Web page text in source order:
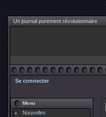
Un journal purement révolutionnaire
Se connecter
Menu
Nouvelles